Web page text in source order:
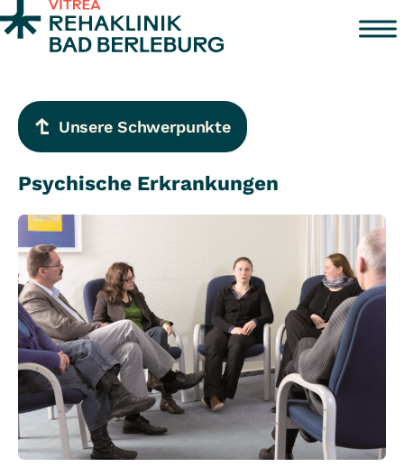
Zum Inhalt springen
Unsere Schwerpunkte
Psychische Erkrankungen